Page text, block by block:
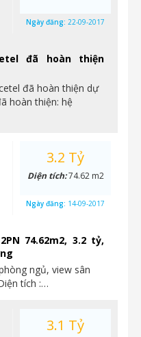
đã hoàn thiện
đã hoàn thiện dự
hoàn thiện: hệ
Ngày đăng: 22-09-2017
74.62m2, 3.2 tỷ,
ngủ, view sân
tích :…
3.2 Tỷ
Diện tích:74.62 m2
Ngày đăng: 14-09-2017
3.1 Tỷ